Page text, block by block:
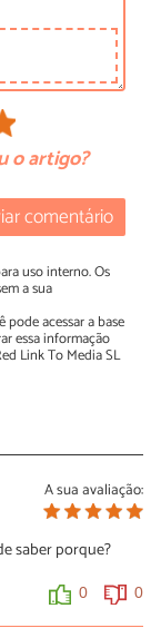
o artigo?
comentário
uso interno. Os
a sua
acessar a base
essa informação
Link To Media SL
A sua avaliação:
saber porque?
0 0